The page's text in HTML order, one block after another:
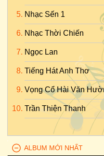
Nhạc Sến 1
Nhạc Thời Chiến
Ngọc Lan
Tiếng Hát Anh Thơ
Vọng Cổ Hài Văn
Trần Thiện Thanh
ALBUM MỚI NHẤT